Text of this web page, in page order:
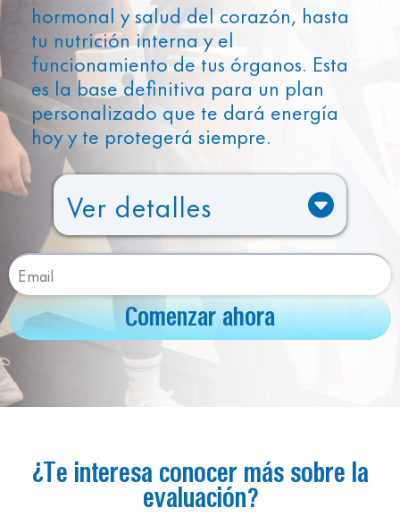
hormonal y salud del corazón, hasta
tu nutrición interna y el
funcionamiento de tus órganos. Esta
es la base definitiva para un plan
personalizado que te dará energía
hoy y te protegerá siempre.
Ver detalles
VO2 Max
Composición Corporal
Evaluación de Fuerza
Prescripción de Ejercicio
Personalizada
Visita de una hora con
tus resultados en detalle, y
atender tus inquietudes o
Comenzar ahora
¿Te interesa conocer más sobre la
evaluación?